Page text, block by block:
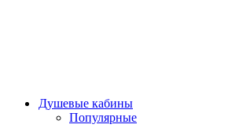
Душевые кабины
Популярные